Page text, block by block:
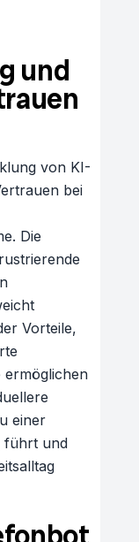
und
von KI-
bei
Die
Vorteile,
ermöglichen
einer
führt und